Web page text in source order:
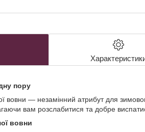
пору
вовни — незамінний атрибут для
вам розслабитися та добре
вовни